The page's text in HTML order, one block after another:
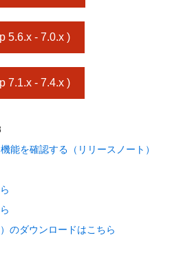
5.6.x - 7.0.x )
7.1.x - 7.4.x )
能を確認する（リリースノート）
のダウンロードはこちら